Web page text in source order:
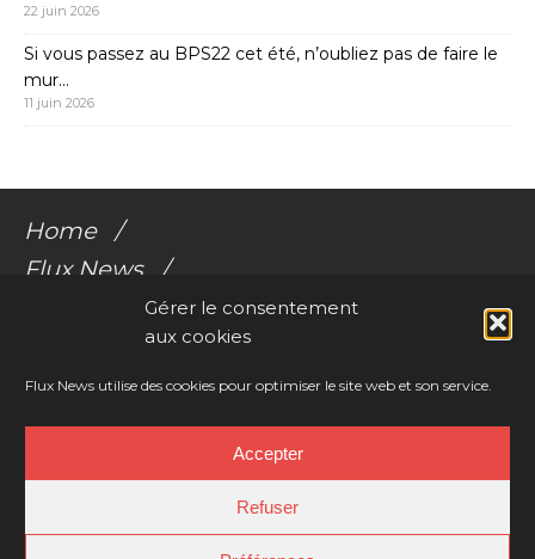
Gérer le consentement
aux cookies
Flux News utilise des cookies pour optimiser le site web et son service.
Accepter
Refuser
22 juin 2026
Si vous passez au BPS22 cet été, n’oubliez pas de faire le
mur…
11 juin 2026
Home
Flux News
Galerie Flux
Videos
Résonances Corporelles